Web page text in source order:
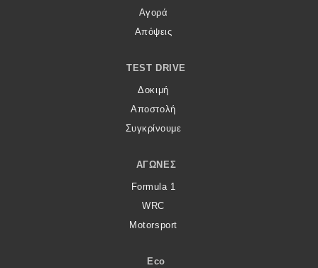
Αγορά
Απόψεις
TEST DRIVE
Δοκιμή
Αποστολή
Συγκρίνουμε
ΑΓΏΝΕΣ
Formula 1
WRC
Motorsport
Eco